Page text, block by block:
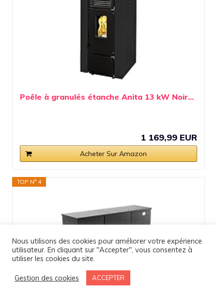
Poêle à granulés étanche Anita 13 kW Noir...
1 169,99 EUR
Acheter Sur Amazon
TOP N° 4
Nous utilisons des cookies pour améliorer votre expérience
utilisateur. En cliquant sur "Accepter", vous consentez à
utiliser les cookies du site.
Gestion des cookies ACCEPTER